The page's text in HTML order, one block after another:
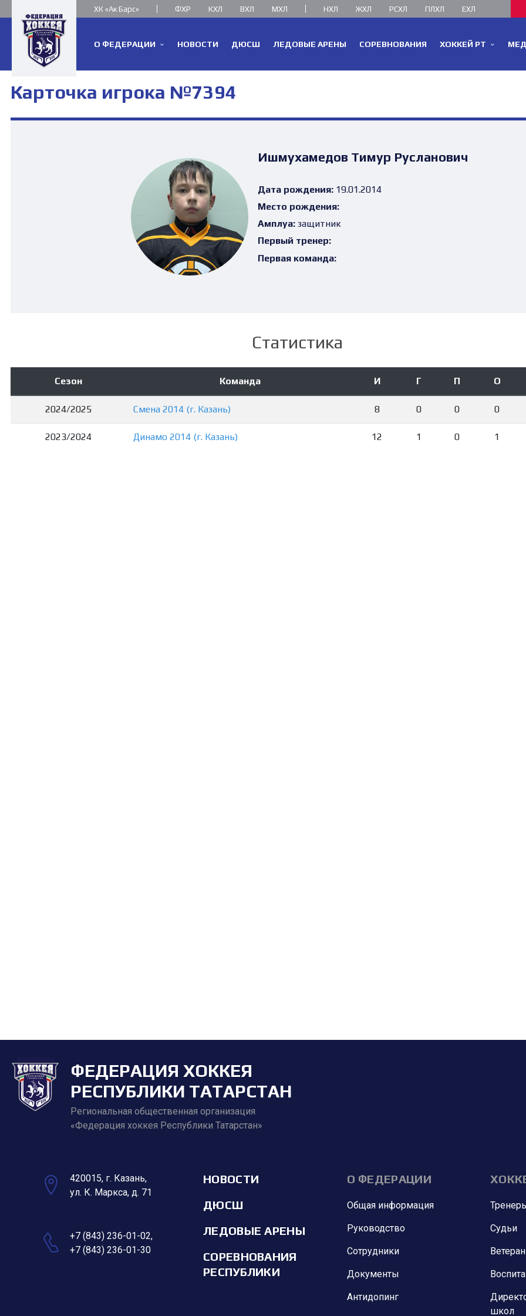
ХК «Ак Барс» ФХР КХЛ ВХЛ МХЛ НХЛ ЖХЛ РСХЛ ПЛХЛ ЕХЛ
О ФЕДЕРАЦИИ НОВОСТИ ДЮСШ ЛЕДОВЫЕ АРЕНЫ СОРЕВНОВАНИЯ ХОККЕЙ РТ
Карточка игрока №7394
Ишмухамедов Тимур Русланович
Дата рождения:19.01.2014
Место рождения:
Амплуа:защитник
Первый тренер:
Первая команда:
Статистика
Сезон Команда И Г П О
2024/2025 Смена 2014 (г. Казань) 8 0 0 0
2023/2024 Динамо 2014 (г. Казань) 12 1 0 1
ФЕДЕРАЦИЯ ХОККЕЯ
РЕСПУБЛИКИ ТАТАРСТАН
Региональная общественная организация
«Федерация хоккея Республики Татарстан»
420015, г. Казань,
ул. К. Маркса, д. 71
+7 (843) 236-01-02,
+7 (843) 236-01-30
НОВОСТИ
ДЮСШ
ЛЕДОВЫЕ АРЕНЫ
СОРЕВНОВАНИЯ
РЕСПУБЛИКИ
О ФЕДЕРАЦИИ
Общая информация
Руководство
Сотрудники
Документы
Антидопинг
Судьи
школ